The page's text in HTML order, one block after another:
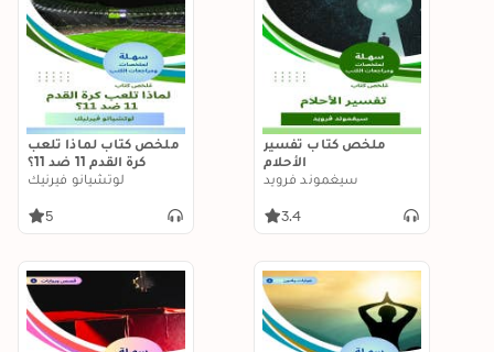
ملخص كتاب لماذا تلعب
كرة القدم 11 ضد 11؟
لوتشيانو فيرنيك
5
ملخص كتاب تفسير
الأحلام
سيغموند فرويد
3.4